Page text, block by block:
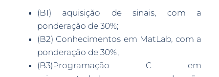
(B1) aquisição de sinais, com a
ponderação de 30%;
(B2) Conhecimentos em MatLab, com a
ponderação de 30%,
(B3)Programação C em